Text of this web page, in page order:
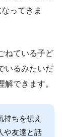
なってきま
ねている子ど
いるみたいだ
できます。
持ちを伝え
や友達と話